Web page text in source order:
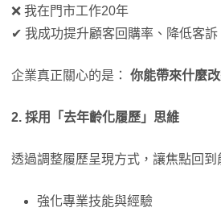
❌ 我在門市工作20年
✔ 我成功提升顧客回購率、降低客訴
企業真正關心的是： 你能帶來什麼
2. 採用「去年齡化履歷」思維
透過調整履歷呈現方式，讓焦點回到
強化專業技能與經驗